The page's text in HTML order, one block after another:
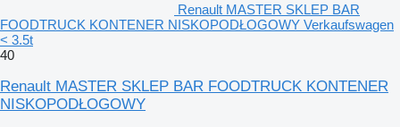
Renault MASTER SKLEP BAR
FOODTRUCK KONTENER NISKOPODŁOGOWY Verkaufswagen
< 3.5t
40
Renault MASTER SKLEP BAR FOODTRUCK KONTENER
NISKOPODŁOGOWY